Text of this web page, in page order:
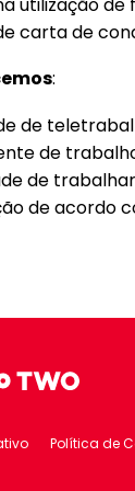
carta de
:
de
de
de
de acordo
Política de